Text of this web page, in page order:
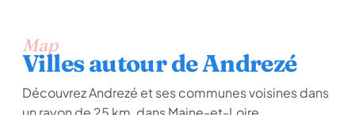
Map
Villes autour de Andrezé
Découvrez Andrezé et ses communes voisines dans